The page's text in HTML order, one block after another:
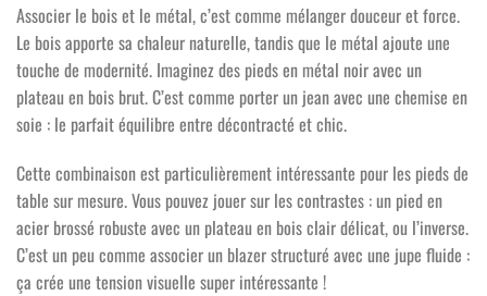
Associer le bois et le métal, c’est comme mélanger douceur et force.
Le bois apporte sa chaleur naturelle, tandis que le métal ajoute une
touche de modernité. Imaginez des pieds en métal noir avec un
plateau en bois brut. C’est comme porter un jean avec une chemise en
soie : le parfait équilibre entre décontracté et chic.
Cette combinaison est particulièrement intéressante pour les pieds de
table sur mesure. Vous pouvez jouer sur les contrastes : un pied en
acier brossé robuste avec un plateau en bois clair délicat, ou l’inverse.
C’est un peu comme associer un blazer structuré avec une jupe fluide :
ça crée une tension visuelle super intéressante !